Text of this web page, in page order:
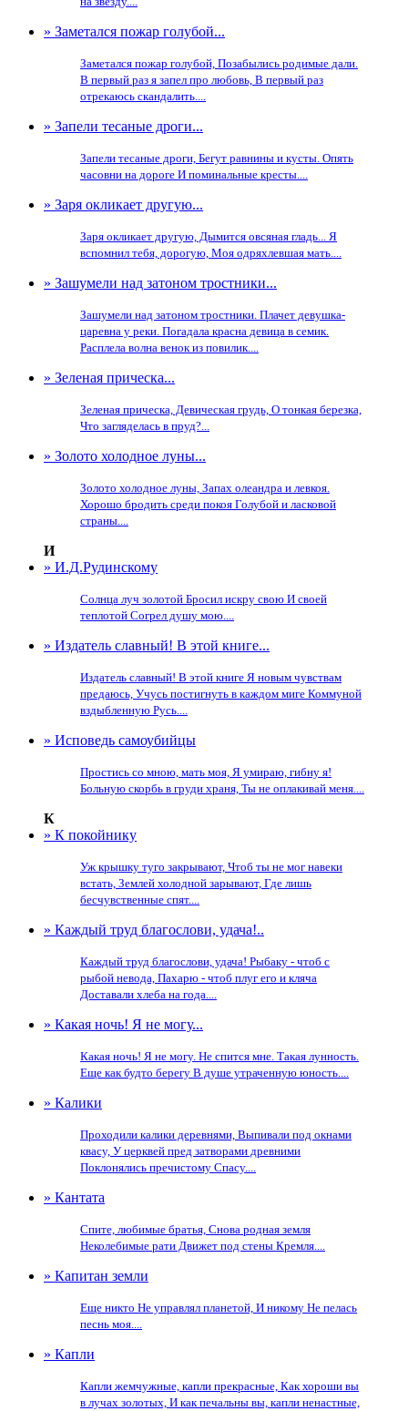
» Заметался пожар голубой...
Заметался пожар голубой, Позабылись родимые дали.
В первый раз я запел про любовь, В первый раз
отрекаюсь скандалить....
» Запели тесаные дроги...
Запели тесаные дроги, Бегут равнины и кусты. Опять
часовни на дороге И поминальные кресты....
» Заря окликает другую...
Заря окликает другую, Дымится овсяная гладь... Я
вспомнил тебя, дорогую, Моя одряхлевшая мать....
» Зашумели над затоном тростники...
Зашумели над затоном тростники. Плачет девушка-
царевна у реки. Погадала красна девица в семик.
Расплела волна венок из повилик....
» Зеленая прическа...
Зеленая прическа, Девическая грудь, О тонкая березка,
Что загляделась в пруд?...
» Золото холодное луны...
Золото холодное луны, Запах олеандра и левкоя.
Хорошо бродить среди покоя Голубой и ласковой
страны....
И
» И.Д.Рудинскому
Солнца луч золотой Бросил искру свою И своей
теплотой Согрел душу мою....
» Издатель славный! В этой книге...
Издатель славный! В этой книге Я новым чувствам
предаюсь, Учусь постигнуть в каждом миге Коммуной
вздыбленную Русь....
» Исповедь самоубийцы
Простись со мною, мать моя, Я умираю, гибну я!
Больную скорбь в груди храня, Ты не оплакивай меня....
К
» К покойнику
Уж крышку туго закрывают, Чтоб ты не мог навеки
встать, Землей холодной зарывают, Где лишь
бесчувственные спят....
» Каждый труд благослови, удача!..
Каждый труд благослови, удача! Рыбаку - чтоб с
рыбой невода, Пахарю - чтоб плуг его и кляча
Доставали хлеба на года....
» Какая ночь! Я не могу...
Какая ночь! Я не могу. Не спится мне. Такая лунность.
Еще как будто берегу В душе утраченную юность....
» Калики
Проходили калики деревнями, Выпивали под окнами
квасу, У церквей пред затворами древними
Поклонялись пречистому Спасу....
» Кантата
Спите, любимые братья, Снова родная земля
Неколебимые рати Движет под стены Кремля....
» Капитан земли
Еще никто Не управлял планетой, И никому Не пелась
песнь моя....
» Капли
Капли жемчужные, капли прекрасные, Как хороши вы
в лучах золотых, И как печальны вы, капли ненастные,